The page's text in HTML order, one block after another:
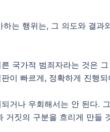
는 행위는, 그 의도와 결
국가적 범죄자라는 것은
이 빠르게, 정확하게 진행되
거나 우회해서는 안 된다.
거짓의 구분을 흐리게 만들